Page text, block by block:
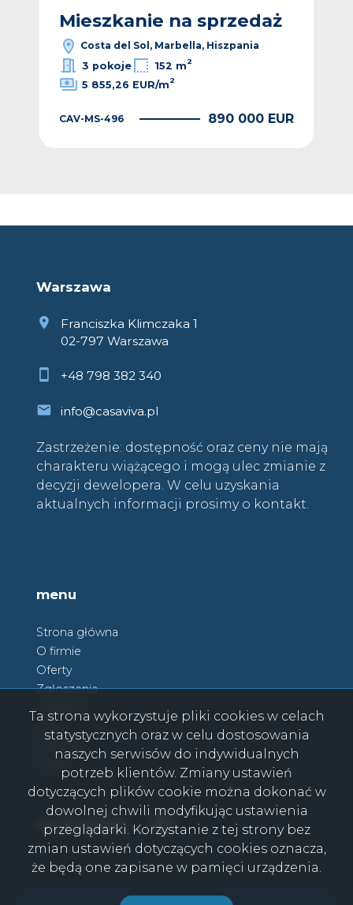
Mieszkanie na sprzedaż
Costa del Sol, Marbella, Hiszpania
3 pokoje
152 m2
5 855,26 EUR/m2
CAV-MS-496 890 000 EUR
Warszawa
Franciszka Klimczaka 1
02-797 Warszawa
+48 798 382 340
info@casaviva.pl
Zastrzeżenie: dostępność oraz ceny nie mają
charakteru wiążącego i mogą ulec zmianie z
decyzji dewelopera. W celu uzyskania
aktualnych informacji prosimy o kontakt.
menu
Strona główna
O firmie
Oferty
Zgłoszenia
Kontakt
social media Facebook
Facebook
Ta strona wykorzystuje pliki cookies w celach
statystycznych oraz w celu dostosowania
naszych serwisów do indywidualnych
potrzeb klientów. Zmiany ustawień
dotyczących plików cookie można dokonać w
dowolnej chwili modyfikując ustawienia
przeglądarki. Korzystanie z tej strony bez
zmian ustawień dotyczących cookies oznacza,
że będą one zapisane w pamięci urządzenia.